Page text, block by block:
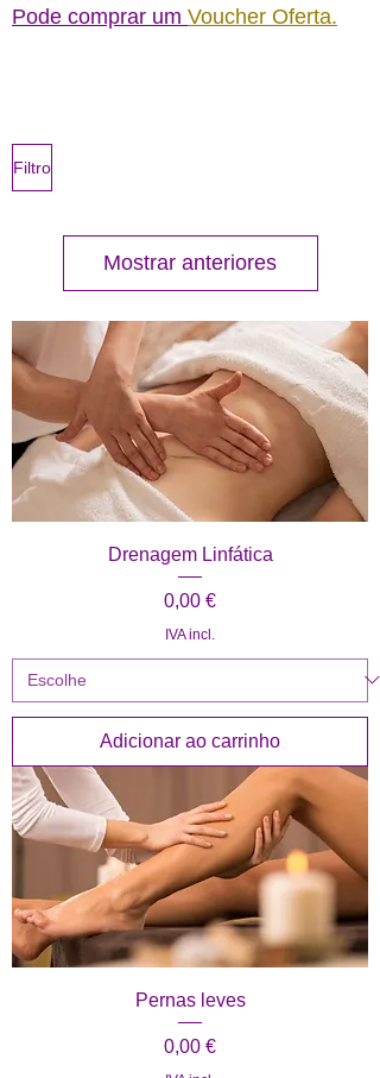
Pode comprar um Voucher Oferta.
Filtro
Mostrar anteriores
Drenagem Linfática
Preço
0,00 €
IVA incl.
Adicionar ao carrinho
Pernas leves
Preço
0,00 €